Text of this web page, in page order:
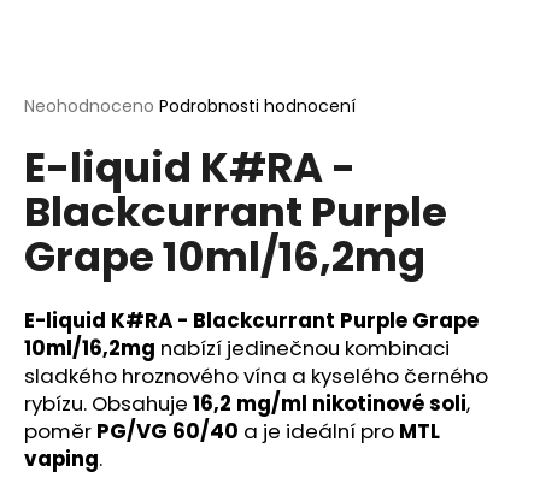
Průměrné
produktu
je
0,0
5
hvězdiček.
Neohodnoceno Podrobnosti hodnocení
E-liquid K#RA -
Blackcurrant Purple
Grape 10ml/16,2mg
E-liquid K#RA - Blackcurrant Purple Grape
10ml/16,2mg nabízí jedinečnou kombinaci
sladkého hroznového vína a kyselého černého
rybízu. Obsahuje 16,2 mg/ml nikotinové soli,
poměr PG/VG 60/40 a je ideální pro MTL
vaping.
í
t
?
HLEDAT
D
o
p
o